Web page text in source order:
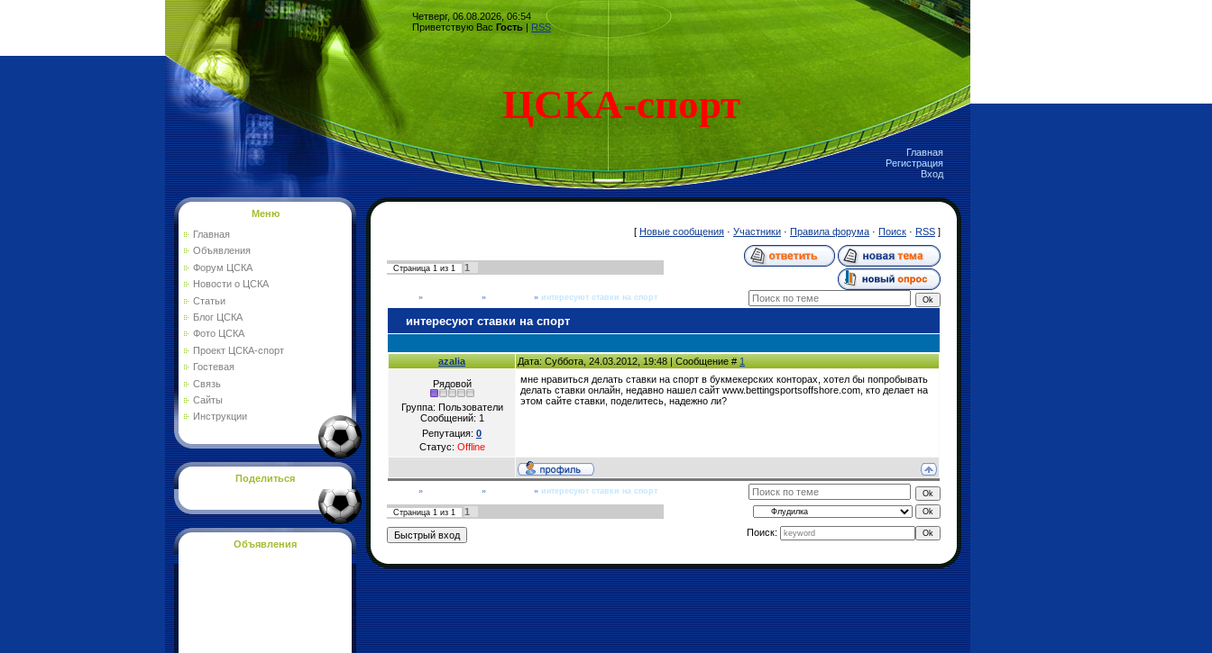
Четверг, 06.08.2026, 06:54
Приветствую Вас Гость | RSS
ЦСКА-спорт
Главная
Регистрация
Вход
Меню
Главная
Объявления
Форум ЦСКА
Новости о ЦСКА
Статьи
Блог ЦСКА
Фото ЦСКА
Проект ЦСКА-спорт
Гостевая
Связь
Сайты
Инструкции
Поделиться
Объявления
[ Новые сообщения · Участники · Правила форума · Поиск · RSS ]
Страница 1 из 1 1
» » » интересуют ставки на спорт
интересуют ставки на спорт
azalia Дата: Суббота, 24.03.2012, 19:48 | Сообщение #1
Рядовой
Группа: Пользователи
Сообщений: 1
Репутация: 0
Статус: Offline
мне нравиться делать ставки на спорт в букмекерских конторах, хотел бы попробывать
делать ставки онлайн, недавно нашел сайт www.bettingsportsoffshore.com, кто делает на
этом сайте ставки, поделитесь, надежно ли?
» » » интересуют ставки на спорт
Страница 1 из 1
1
Поиск: